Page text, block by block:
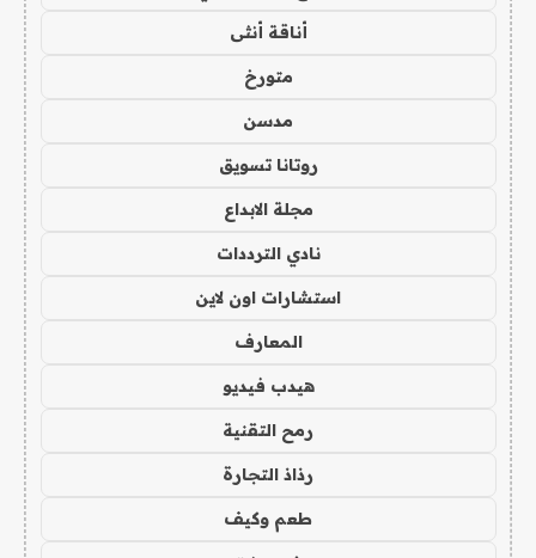
أناقة أنثى
متورخ
مدسن
روتانا تسويق
مجلة الابداع
نادي الترددات
استشارات اون لاين
المعارف
هيدب فيديو
رمح التقنية
رذاذ التجارة
طعم وكيف